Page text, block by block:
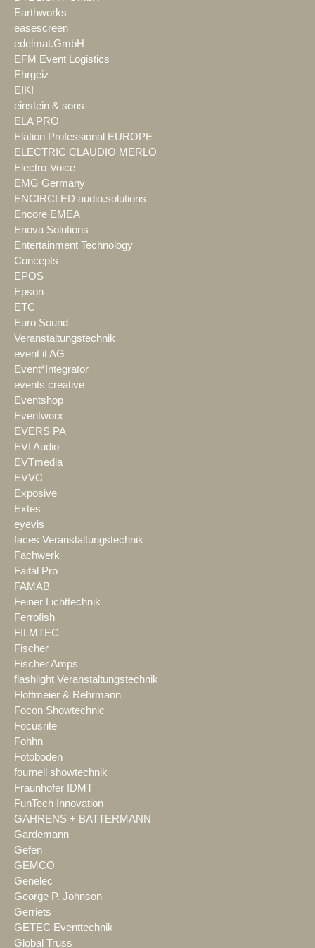
Earthworks
easescreen
edelmat.GmbH
EFM Event Logistics
Ehrgeiz
EIKI
einstein & sons
ELA PRO
Elation Professional EUROPE
ELECTRIC CLAUDIO MERLO
Electro-Voice
EMG Germany
ENCIRCLED audio.solutions
Encore EMEA
Enova Solutions
Entertainment Technology
Concepts
EPOS
Epson
ETC
Euro Sound
Veranstaltungstechnik
event it AG
Event*Integrator
events creative
Eventshop
Eventworx
EVERS PA
EVI Audio
EVTmedia
EVVC
Exposive
Extes
eyevis
faces Veranstaltungstechnik
Fachwerk
Faital Pro
FAMAB
Feiner Lichttechnik
Ferrofish
FILMTEC
Fischer
Fischer Amps
flashlight Veranstaltungstechnik
Flottmeier & Rehrmann
Focon Showtechnic
Focusrite
Fohhn
Fotoboden
fournell showtechnik
Fraunhofer IDMT
FunTech Innovation
GAHRENS + BATTERMANN
Gardemann
Gefen
GEMCO
Genelec
George P. Johnson
Gerriets
GETEC Eventtechnik
Global Truss